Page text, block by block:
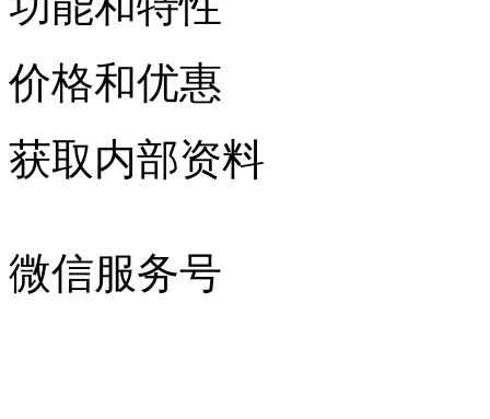
价格和优惠
获取内部资料
微信服务号